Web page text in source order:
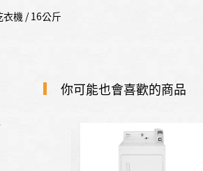
機 / 16公斤
你可能也會喜歡的商品